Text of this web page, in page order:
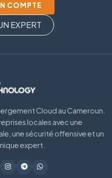
COMPTE
EXPERT
Cloud au Cameroun.
locales avec une
une sécurité offensive et un
expert.